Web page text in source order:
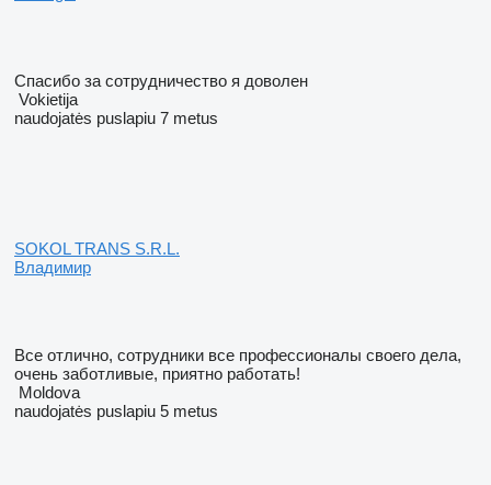
Спасибо за сотрудничество я доволен
Vokietija
naudojatės puslapiu 7 metus
SOKOL TRANS S.R.L.
Владимир
Все отлично, сотрудники все профессионалы своего дела,
очень заботливые, приятно работать!
Moldova
naudojatės puslapiu 5 metus